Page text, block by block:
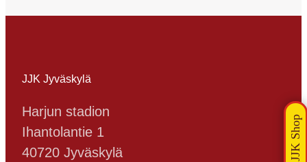
JJK Jyväskylä
Harjun stadion
Ihantolantie 1
40720 Jyväskylä